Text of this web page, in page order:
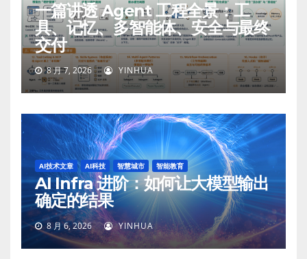
一篇讲透 Agent 工程全景：工
具、记忆、多智能体、安全与最终
交付
8 月 7, 2026 YINHUA
AI技术文章 AI科技 智慧城市 智能教育
AI Infra 进阶：如何让大模型输出
确定的结果
8 月 6, 2026 YINHUA